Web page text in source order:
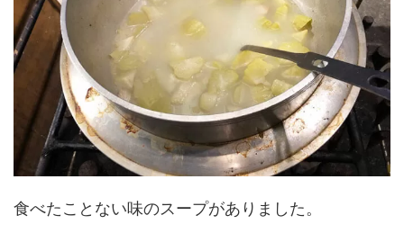
食べたことない味のスープがありました。